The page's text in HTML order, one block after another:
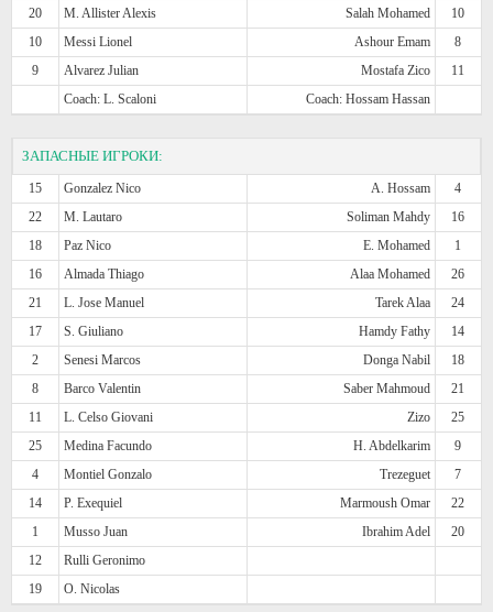
20
M. Allister Alexis Salah Mohamed
10
10
Messi Lionel Ashour Emam
8
9
Alvarez Julian Mostafa Zico
11
Coach: L. Scaloni
Coach: Hossam Hassan
ЗАПАСНЫЕ ИГРОКИ:
15 Gonzalez Nico A. Hossam
4
22
M. Lautaro Soliman Mahdy
16
18
Paz Nico E. Mohamed
1
16
Almada Thiago Alaa Mohamed
26
21
L. Jose Manuel Tarek Alaa
24
17
S. Giuliano Hamdy Fathy
14
2
Senesi Marcos Donga Nabil
18
8
Barco Valentin Saber Mahmoud
21
11
L. Celso Giovani Zizo
25
25
Medina Facundo H. Abdelkarim
9
4
Montiel Gonzalo Trezeguet
7
14
P. Exequiel Marmoush Omar
22
1
Musso Juan Ibrahim Adel
20
12
Rulli Geronimo
19
O. Nicolas